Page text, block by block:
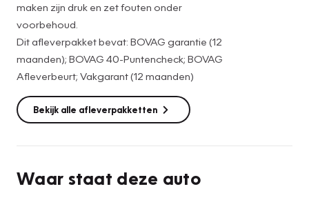
maken zijn druk en zet fouten onder
voorbehoud.
Dit afleverpakket bevat: BOVAG garantie (12
maanden); BOVAG 40-Puntencheck; BOVAG
Afleverbeurt; Vakgarant (12 maanden)
Bekijk alle afleverpakketten
Waar staat deze auto